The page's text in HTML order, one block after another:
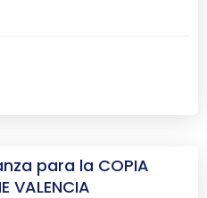
para la COPIA
VALENCIA